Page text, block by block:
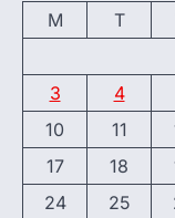
M
T
3
4
10
11
17
18
24
25